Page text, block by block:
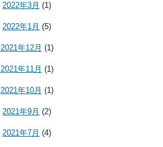
2022年3月 (1)
2022年1月 (5)
2021年12月 (1)
2021年11月 (1)
2021年10月 (1)
2021年9月 (2)
2021年7月 (4)